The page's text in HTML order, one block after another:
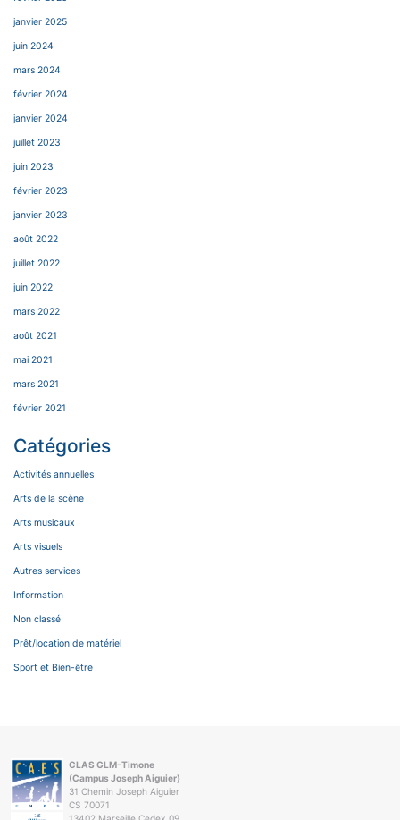
janvier 2025
juin 2024
mars 2024
février 2024
janvier 2024
juillet 2023
juin 2023
février 2023
janvier 2023
août 2022
juillet 2022
juin 2022
mars 2022
août 2021
mai 2021
mars 2021
février 2021
Catégories
Activités annuelles
Arts de la scène
Arts musicaux
Arts visuels
Autres services
Information
Non classé
Prêt/location de matériel
Sport et Bien-être
CLAS GLM-Timone
(Campus Joseph Aiguier)
31 Chemin Joseph Aiguier
CS 70071